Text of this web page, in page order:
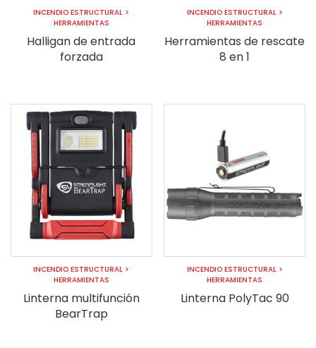
INCENDIO ESTRUCTURAL >
HERRAMIENTAS
Halligan de entrada
forzada
INCENDIO ESTRUCTURAL>
HERRAMIENTAS
Herramientas de rescate
8 en 1
INCENDIO ESTRUCTURAL >
HERRAMIENTAS
Linterna multifunción
BearTrap
INCENDIO ESTRUCTURAL>
HERRAMIENTAS
Linterna PolyTac 90